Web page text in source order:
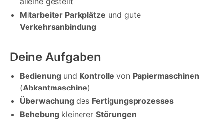
Mitarbeiter Parkplätze und gute
Verkehrsanbindung
Deine Aufgaben
Bedienung und Kontrolle von Papiermaschinen
(Abkantmaschine)
Überwachung des Fertigungsprozesses
Behebung kleinerer Störungen